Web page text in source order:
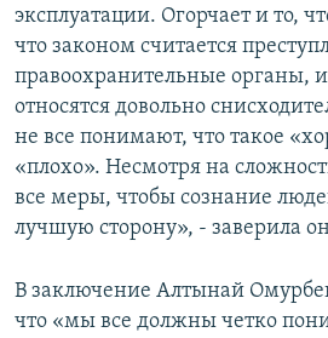
эксплуатации. Огорчает и то,
что законом считается
правоохранительные органы,
относятся довольно
не все понимают, что такое
«плохо». Несмотря на
все меры, чтобы сознание
лучшую сторону», - заверила
В заключение Алтынай
что «мы все должны четко